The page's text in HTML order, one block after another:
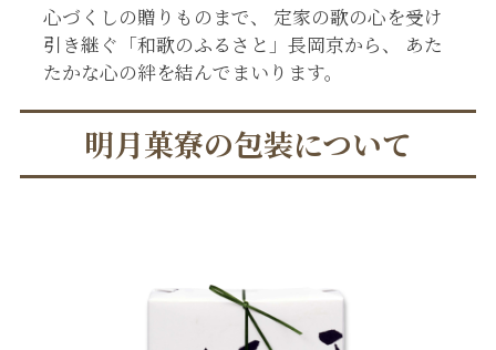
心づくしの贈りものまで、 定家の歌の心を受け
引き継ぐ「和歌のふるさと」長岡京から、 あた
たかな心の絆を結んでまいります。
明月菓寮の包装について